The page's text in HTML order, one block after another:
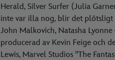
Herald, Silver Surfer (Julia
inte var illa nog, blir det plötsligt
John Malkovich, Natasha
producerad av Kevin Feige och
Lewis, Marvel Studios "The